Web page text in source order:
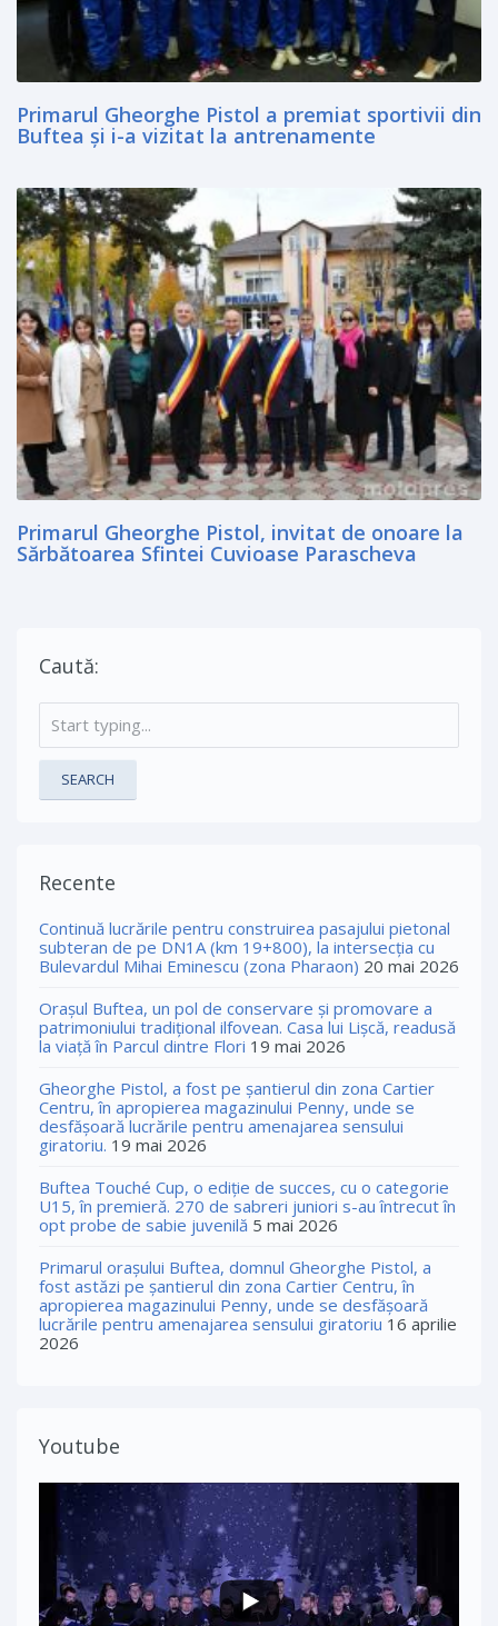
Primarul Gheorghe Pistol a premiat sportivii din
Buftea şi i-a vizitat la antrenamente
Primarul Gheorghe Pistol, invitat de onoare la
Sărbătoarea Sfintei Cuvioase Parascheva
Caută:
SEARCH
Recente
Continuă lucrările pentru construirea pasajului pietonal
subteran de pe DN1A (km 19+800), la intersecția cu
Bulevardul Mihai Eminescu (zona Pharaon) 20 mai 2026
Orașul Buftea, un pol de conservare și promovare a
patrimoniului tradițional ilfovean. Casa lui Lişcă, readusă
la viaţă în Parcul dintre Flori 19 mai 2026
Gheorghe Pistol, a fost pe șantierul din zona Cartier
Centru, în apropierea magazinului Penny, unde se
desfășoară lucrările pentru amenajarea sensului
giratoriu. 19 mai 2026
Buftea Touché Cup, o ediţie de succes, cu o categorie
U15, în premieră. 270 de sabreri juniori s-au întrecut în
opt probe de sabie juvenilă 5 mai 2026
Primarul orașului Buftea, domnul Gheorghe Pistol, a
fost astăzi pe șantierul din zona Cartier Centru, în
apropierea magazinului Penny, unde se desfășoară
lucrările pentru amenajarea sensului giratoriu 16 aprilie
2026
Youtube